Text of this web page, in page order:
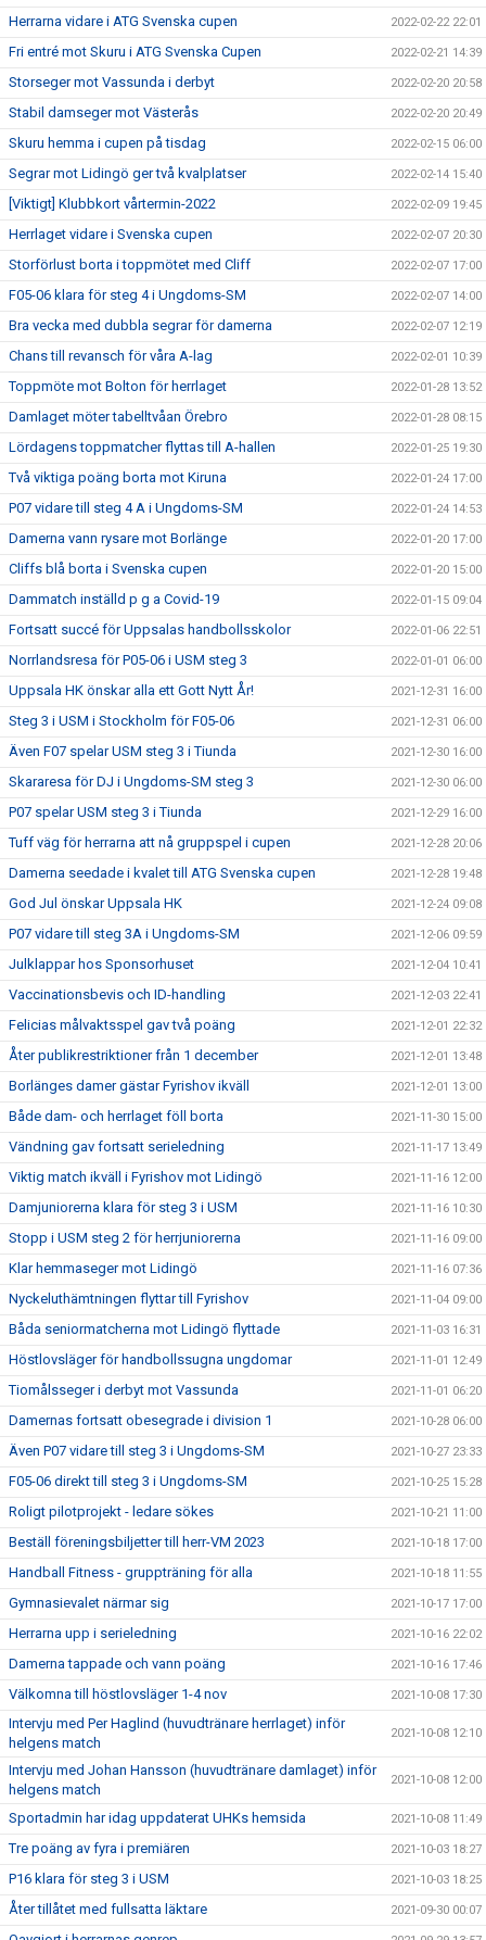
Herrarna vidare i ATG Svenska cupen 2022-02-22 22:01
Fri entré mot Skuru i ATG Svenska Cupen 2022-02-21 14:39
Storseger mot Vassunda i derbyt 2022-02-20 20:58
Stabil damseger mot Västerås 2022-02-20 20:49
Skuru hemma i cupen på tisdag 2022-02-15 06:00
Segrar mot Lidingö ger två kvalplatser 2022-02-14 15:40
[Viktigt] Klubbkort vårtermin-2022 2022-02-09 19:45
Herrlaget vidare i Svenska cupen 2022-02-07 20:30
Storförlust borta i toppmötet med Cliff 2022-02-07 17:00
F05-06 klara för steg 4 i Ungdoms-SM 2022-02-07 14:00
Bra vecka med dubbla segrar för damerna 2022-02-07 12:19
Chans till revansch för våra A-lag 2022-02-01 10:39
Toppmöte mot Bolton för herrlaget 2022-01-28 13:52
Damlaget möter tabelltvåan Örebro 2022-01-28 08:15
Lördagens toppmatcher flyttas till A-hallen 2022-01-25 19:30
Två viktiga poäng borta mot Kiruna 2022-01-24 17:00
P07 vidare till steg 4 A i Ungdoms-SM 2022-01-24 14:53
Damerna vann rysare mot Borlänge 2022-01-20 17:00
Cliffs blå borta i Svenska cupen 2022-01-20 15:00
Dammatch inställd p g a Covid-19 2022-01-15 09:04
Fortsatt succé för Uppsalas handbollsskolor 2022-01-06 22:51
Norrlandsresa för P05-06 i USM steg 3 2022-01-01 06:00
Uppsala HK önskar alla ett Gott Nytt År! 2021-12-31 16:00
Steg 3 i USM i Stockholm för F05-06 2021-12-31 06:00
Även F07 spelar USM steg 3 i Tiunda 2021-12-30 16:00
Skararesa för DJ i Ungdoms-SM steg 3 2021-12-30 06:00
P07 spelar USM steg 3 i Tiunda 2021-12-29 16:00
Tuff väg för herrarna att nå gruppspel i cupen 2021-12-28 20:06
Damerna seedade i kvalet till ATG Svenska cupen 2021-12-28 19:48
God Jul önskar Uppsala HK 2021-12-24 09:08
P07 vidare till steg 3A i Ungdoms-SM 2021-12-06 09:59
Julklappar hos Sponsorhuset 2021-12-04 10:41
Vaccinationsbevis och ID-handling 2021-12-03 22:41
Felicias målvaktsspel gav två poäng 2021-12-01 22:32
Åter publikrestriktioner från 1 december 2021-12-01 13:48
Borlänges damer gästar Fyrishov ikväll 2021-12-01 13:00
Både dam- och herrlaget föll borta 2021-11-30 15:00
Vändning gav fortsatt serieledning 2021-11-17 13:49
Viktig match ikväll i Fyrishov mot Lidingö 2021-11-16 12:00
Damjuniorerna klara för steg 3 i USM 2021-11-16 10:30
Stopp i USM steg 2 för herrjuniorerna 2021-11-16 09:00
Klar hemmaseger mot Lidingö 2021-11-16 07:36
Nyckeluthämtningen flyttar till Fyrishov 2021-11-04 09:00
Båda seniormatcherna mot Lidingö flyttade 2021-11-03 16:31
Höstlovsläger för handbollssugna ungdomar 2021-11-01 12:49
Tiomålsseger i derbyt mot Vassunda 2021-11-01 06:20
Damernas fortsatt obesegrade i division 1 2021-10-28 06:00
Även P07 vidare till steg 3 i Ungdoms-SM 2021-10-27 23:33
F05-06 direkt till steg 3 i Ungdoms-SM 2021-10-25 15:28
Roligt pilotprojekt - ledare sökes 2021-10-21 11:00
Beställ föreningsbiljetter till herr-VM 2023 2021-10-18 17:00
Handball Fitness - gruppträning för alla 2021-10-18 11:55
Gymnasievalet närmar sig 2021-10-17 17:00
Herrarna upp i serieledning 2021-10-16 22:02
Damerna tappade och vann poäng 2021-10-16 17:46
Välkomna till höstlovsläger 1-4 nov 2021-10-08 17:30
Intervju med Per Haglind (huvudtränare herrlaget) inför
helgens match
2021-10-08 12:10
Intervju med Johan Hansson (huvudtränare damlaget) inför
helgens match
2021-10-08 12:00
Sportadmin har idag uppdaterat UHKs hemsida 2021-10-08 11:49
Tre poäng av fyra i premiären 2021-10-03 18:27
P16 klara för steg 3 i USM 2021-10-03 18:25
Åter tillåtet med fullsatta läktare 2021-09-30 00:07